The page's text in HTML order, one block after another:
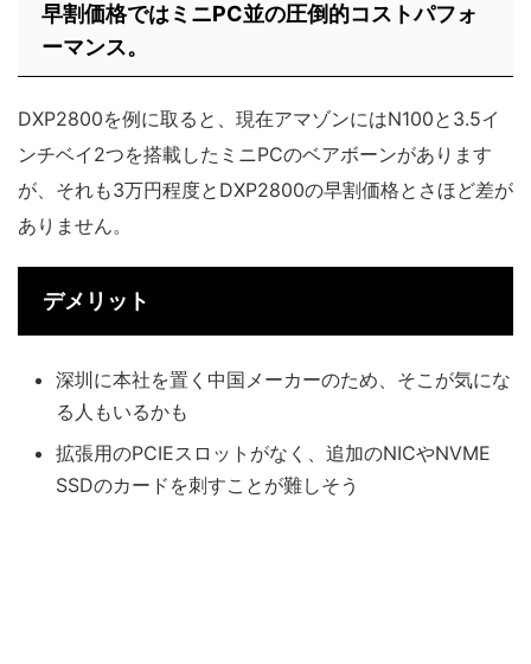
早割価格ではミニPC並の圧倒的コストパフォ
ーマンス。
DXP2800を例に取ると、現在アマゾンにはN100と3.5イ
ンチベイ2つを搭載したミニPCのベアボーンがあります
が、それも3万円程度とDXP2800の早割価格とさほど差が
ありません。
デメリット
深圳に本社を置く中国メーカーのため、そこが気にな
る人もいるかも
拡張用のPCIEスロットがなく、追加のNICやNVME
SSDのカードを刺すことが難しそう